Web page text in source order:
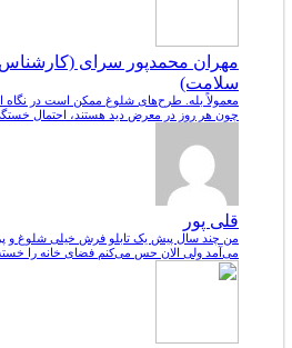
مهران محمدپور سرای
سلامت)
معمولاً بله. طرح‌های شلوغ ممکن است در نگاه
چون هر روز در معرض دید هستند، احتمال
قلی پور
من چند سال پیش یک تابلو فرش خیلی شلوغ و
می‌آمد ولی الان حس می‌کنم فضای خانه را